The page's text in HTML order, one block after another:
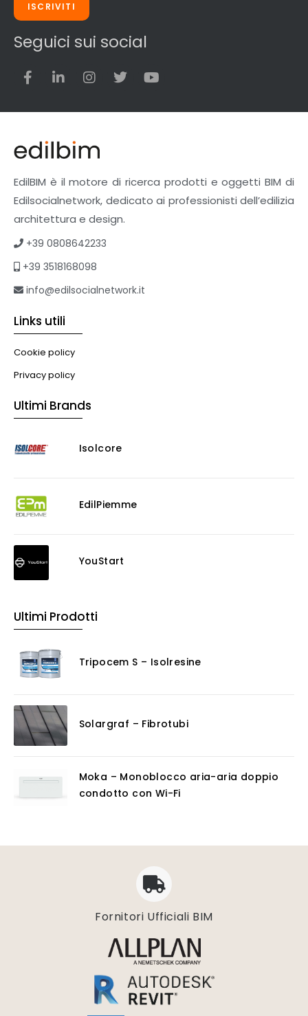
ISCRIVITI
Seguici sui social
EdilBIM è il motore di ricerca prodotti e oggetti BIM di
Edilsocialnetwork, dedicato ai professionisti dell’edilizia
architettura e design.
+39 0808642233
+39 3518168098
info@edilsocialnetwork.it
Links utili
Cookie policy
Privacy policy
Ultimi Brands
Isolcore
EdilPiemme
YouStart
Ultimi Prodotti
Tripocem S – Isolresine
Solargraf – Fibrotubi
Moka – Monoblocco aria-aria doppio
condotto con Wi-Fi
Fornitori Ufficiali BIM